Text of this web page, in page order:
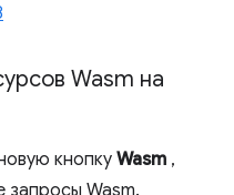
Wasm на
кнопку Wasm ,
запросы Wasm.